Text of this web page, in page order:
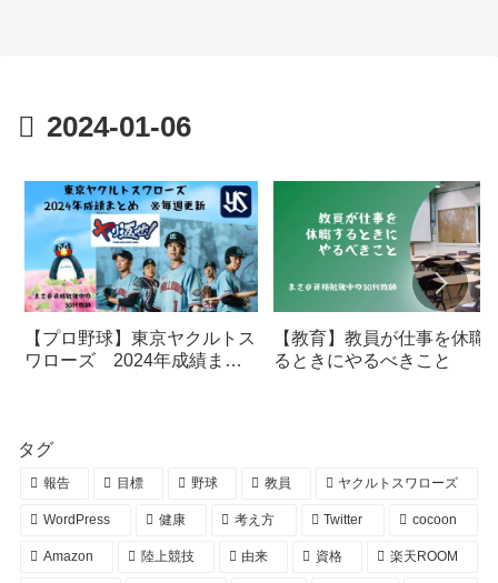
2024-01-06
【プロ野球】東京ヤクルトス
ワローズ 2024年成績まと
【教育】教員が仕事を休職
るときにやるべきこと
タグ
報告 目標 野球 教員 ヤクルトスワローズ
WordPress 健康 考え方 Twitter cocoon
Amazon 陸上競技 由来 資格 楽天ROOM